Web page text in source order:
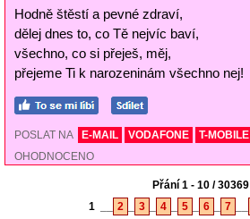
Hodně štěstí a pevné zdraví,
dělej dnes to, co Tě nejvíc baví,
všechno, co si přeješ, měj,
přejeme Ti k narozeninám všechno nej!
POSLAT NA E-MAIL VODAFONE T-MOBILE
OHODNOCENO
Přání 1 - 10 / 30369
1
2 3 4 5 6 7